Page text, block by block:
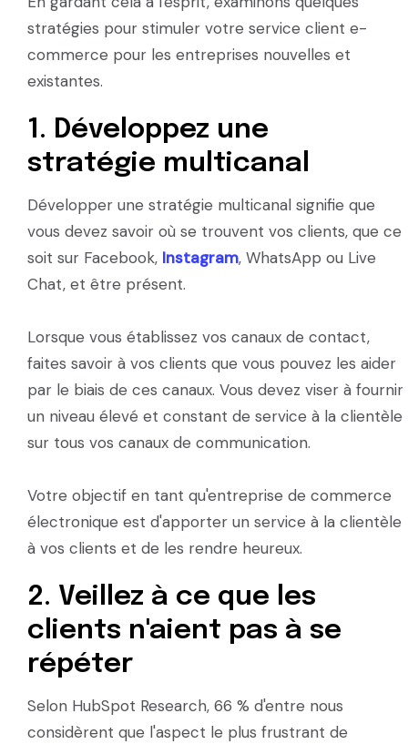
stratégies pour stimuler votre service client e-
commerce pour les entreprises nouvelles et
existantes.
1. Développez une
stratégie multicanal
Développer une stratégie multicanal signifie que
vous devez savoir où se trouvent vos clients, que ce
soit sur Facebook, Instagram, WhatsApp ou Live
Chat, et être présent.
Lorsque vous établissez vos canaux de contact,
faites savoir à vos clients que vous pouvez les aider
par le biais de ces canaux. Vous devez viser à fournir
un niveau élevé et constant de service à la clientèle
sur tous vos canaux de communication.
Votre objectif en tant qu'entreprise de commerce
électronique est d'apporter un service à la clientèle
à vos clients et de les rendre heureux.
2. Veillez à ce que les
clients n'aient pas à se
répéter
Selon HubSpot Research, 66 % d'entre nous
considèrent que l'aspect le plus frustrant de